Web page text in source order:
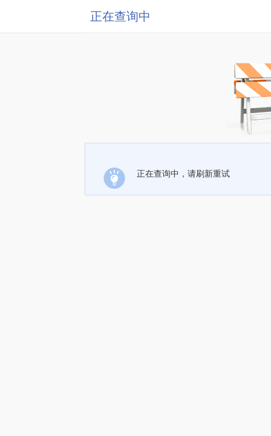
正在查询中
正在查询中，请刷新重试